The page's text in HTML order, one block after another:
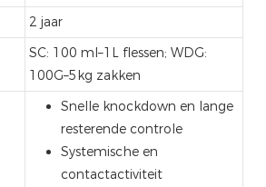
2 jaar
SC: 100 ml–1L flessen; WDG:
100G–5kg zakken
Snelle knockdown en lange
resterende controle
Systemische en
contactactiviteit